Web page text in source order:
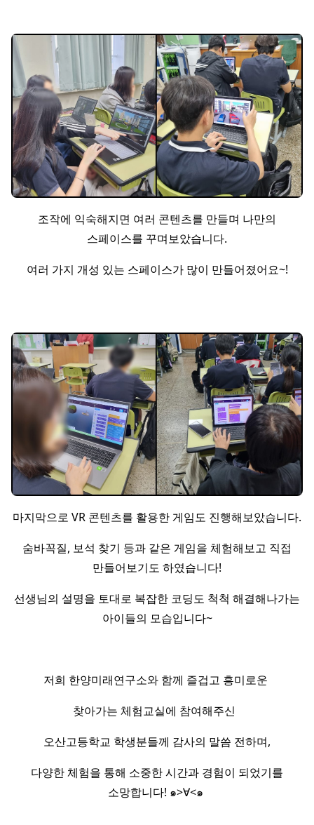
조작에 익숙해지면 여러 콘텐츠를 만들며 나만의
스페이스를 꾸며보았습니다.
여러 가지 개성 있는 스페이스가 많이 만들어졌어요~!
마지막으로 VR 콘텐츠를 활용한 게임도 진행해보았습니다.
숨바꼭질, 보석 찾기 등과 같은 게임을 체험해보고 직접
만들어보기도 하였습니다!
선생님의 설명을 토대로 복잡한 코딩도 척척 해결해나가는
아이들의 모습입니다~
저희 한양미래연구소와 함께 즐겁고 흥미로운
찾아가는 체험교실에 참여해주신
오산고등학교 학생분들께 감사의 말씀 전하며,
다양한 체험을 통해 소중한 시간과 경험이 되었기를
소망합니다! ๑>∀<๑ ​